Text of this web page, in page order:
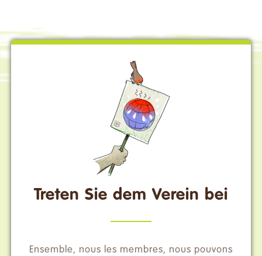
Treten Sie dem Verein bei
Ensemble, nous les membres, nous pouvons